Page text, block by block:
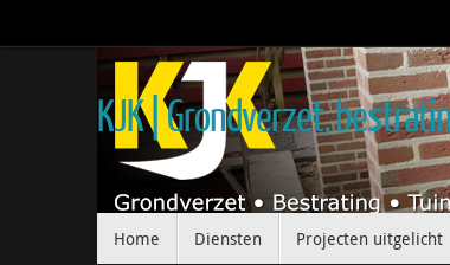
KJK | Grondverzet,
Home Diensten Projecten uitgelicht